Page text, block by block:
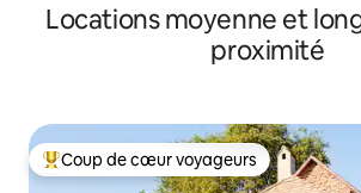
Locations moyenne et
proximité
Coups de cœur voyageurs les plus
Coup de cœur voyageurs